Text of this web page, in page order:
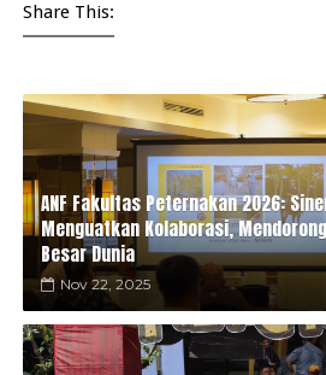
Share This:
ANF Fakultas Peternakan 2026:
Menguatkan Kolaborasi,
Besar Dunia
Nov 22, 2025